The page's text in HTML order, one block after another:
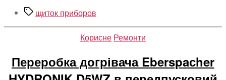
Позначки
щиток приборов
Категорії
Корисне Ремонти
Переробка догрівача Eberspaсher